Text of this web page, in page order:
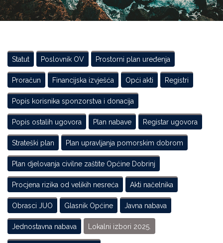
Statut Poslovnik OV Prostorni plan uređenja
Proračun Financijska izvješća Opći akti Registri
Popis korisnika sponzorstva i donacija
Popis ostalih ugovora Plan nabave Registar ugovora
Strateški plan Plan upravljanja pomorskim dobrom
Plan djelovanja civilne zaštite Općine Dobrinj
Procjena rizika od velikih nesreća Akti načelnika
Obrasci JUO Glasnik Općine Javna nabava
Jednostavna nabava Lokalni izbori 2025.